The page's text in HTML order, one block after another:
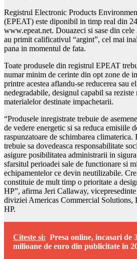
Registrul Electronic Products
(EPEAT) este diponibil in timp real din
www.epeat.net. Douazeci si sase din
au primit calificativul “argint”, cel mai
pana in momentul de fata.
Toate produsele din registrul EPEAT
numar minim de cerinte din opt zone de
printre acestea aflandu-se reducerea sau
nedegradabile, designul capabil sa
materialelor destinate impachetarii.
“Produsele inregistrate trebuie de
de vedere energetic si sa reduca emisiile
raspunzatoare de schimbarea
trebuie sa dovedeasca responsabilitate
asigure posibilitatea administrarii in
sfarsitul perioadei sale de functionare si
echipamentelor ce devin neutilizabile.
constituie de mult timp o prioritate a
HP”, afirma Jeri Callaway,
diviziei Americas Commercial Solutions,
HP.
Citeste si: Presa online, incasari de
milioane de euro din publicitate in